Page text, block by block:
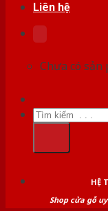
Liên hệ
Chưa có
Tìm
kiếm:
HỆ
Shop cửa gỗ